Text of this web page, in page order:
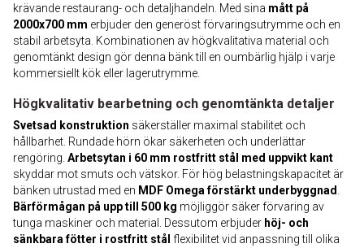
krävande restaurang- och detaljhandeln. Med sina mått på
2000x700 mm erbjuder den generöst förvaringsutrymme och en
stabil arbetsyta. Kombinationen av högkvalitativa material och
genomtänkt design gör denna bänk till en oumbärlig hjälp i varje
kommersiellt kök eller lagerutrymme.
Högkvalitativ bearbetning och genomtänkta detaljer
Svetsad konstruktion säkerställer maximal stabilitet och
hållbarhet. Rundade hörn ökar säkerheten och underlättar
rengöring. Arbetsytan i 60 mm rostfritt stål med uppvikt kant
skyddar mot smuts och vätskor. För hög belastningskapacitet är
bänken utrustad med en MDF Omega förstärkt underbyggnad
Bärförmågan på upp till 500 kg möjliggör säker förvaring av
tunga maskiner och material. Dessutom erbjuder höj- och
sänkbara fötter i rostfritt stål flexibilitet vid anpassning till olika